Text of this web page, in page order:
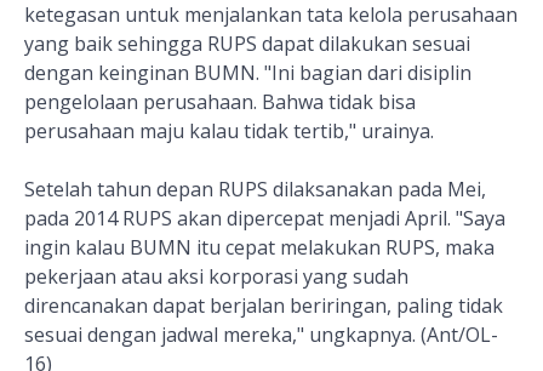
ketegasan untuk menjalankan tata kelola perusahaan
yang baik sehingga RUPS dapat dilakukan sesuai
dengan keinginan BUMN. "Ini bagian dari disiplin
pengelolaan perusahaan. Bahwa tidak bisa
perusahaan maju kalau tidak tertib," urainya.
Setelah tahun depan RUPS dilaksanakan pada Mei,
pada 2014 RUPS akan dipercepat menjadi April. "Saya
ingin kalau BUMN itu cepat melakukan RUPS, maka
pekerjaan atau aksi korporasi yang sudah
direncanakan dapat berjalan beriringan, paling tidak
sesuai dengan jadwal mereka," ungkapnya. (Ant/OL-
16)